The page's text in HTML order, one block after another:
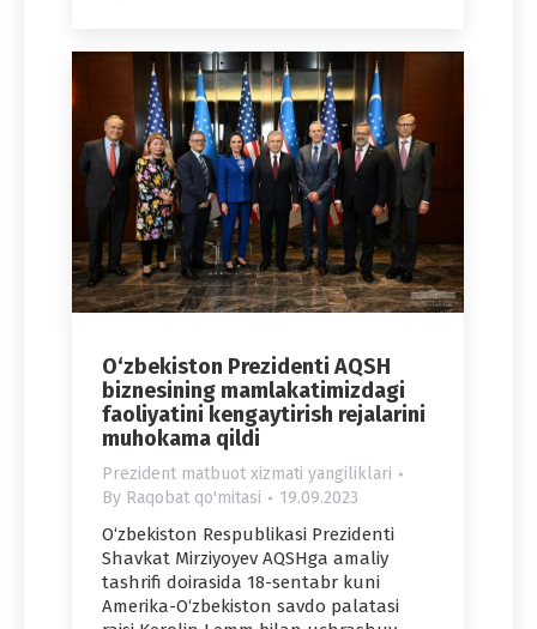
O‘zbekiston Prezidenti AQSH
biznesining mamlakatimizdagi
faoliyatini kengaytirish rejalarini
muhokama qildi
Prezident matbuot xizmati yangiliklari
By Raqobat qo'mitasi 19.09.2023
O‘zbekiston Respublikasi Prezidenti
Shavkat Mirziyoyev AQSHga amaliy
tashrifi doirasida 18-sentabr kuni
Amerika-O‘zbekiston savdo palatasi